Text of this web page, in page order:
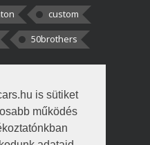
is sütiket
működés
custom
50brothers
Én csak két
hogy fél autót,